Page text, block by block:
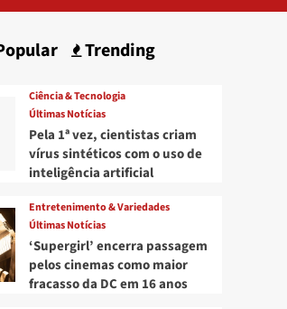
Trending
Ciência & Tecnologia
Últimas Notícias
Pela 1ª vez, cientistas criam
vírus sintéticos com o uso de
inteligência artificial
Entretenimento & Variedades
Últimas Notícias
‘Supergirl’ encerra passagem
pelos cinemas como maior
fracasso da DC em 16 anos